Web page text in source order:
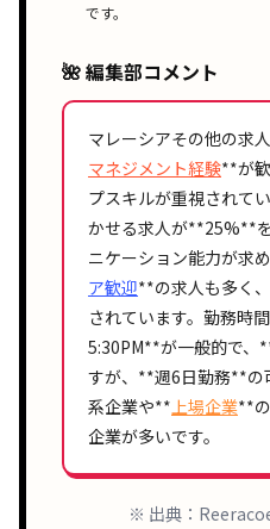
です。
🌺 編集部コメント
マレーシアその他の求
マネジメント経験**が
プスキルが重視されて
かせる求人が**25%**
ニケーション能力が求
ア歓迎**の求人も多く
されています。勤務時
5:30PM**が一般的で、
すが、**週6日勤務**の
系企業や** 上場企業**
企業が多いです。
※ 出典：